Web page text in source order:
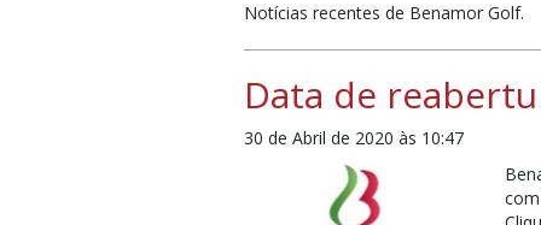
Notícias recentes de Benamor Golf.
Data de
30 de Abril de 2020 às 10:47